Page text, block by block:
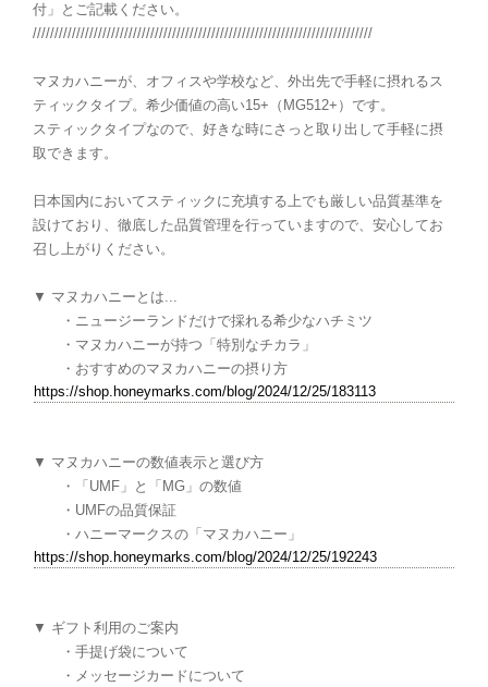
付」とご記載ください。
//////////////////////////////////////////////////////////////////////////////
マヌカハニーが、オフィスや学校など、外出先で手軽に摂れるス
ティックタイプ。希少価値の高い15+（MG512+）です。
スティックタイプなので、好きな時にさっと取り出して手軽に摂
取できます。
日本国内においてスティックに充填する上でも厳しい品質基準を
設けており、徹底した品質管理を行っていますので、安心してお
召し上がりください。
▼ マヌカハニーとは...
・ニュージーランドだけで採れる希少なハチミツ
・マヌカハニーが持つ「特別なチカラ」
・おすすめのマヌカハニーの摂り方
https://shop.honeymarks.com/blog/2024/12/25/183113
▼ マヌカハニーの数値表示と選び方
・「UMF」と「MG」の数値
・UMFの品質保証
・ハニーマークスの「マヌカハニー」
https://shop.honeymarks.com/blog/2024/12/25/192243
▼ ギフト利用のご案内
・手提げ袋について
・メッセージカードについて